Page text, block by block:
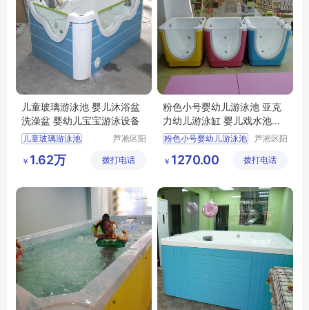
儿童玻璃游泳池 婴儿沐浴盆
洗澡盆 婴幼儿宝宝游泳设备
儿童玻璃游泳池
婴幼儿宝宝游泳设备
芦淞区阳
童游泳馆
￥ 1.62万 拨打电话
粉色小号婴幼儿游泳池 亚克
力幼儿游泳缸 婴儿戏水池商
用
粉色小号婴幼儿游泳池
婴儿戏水池商用
芦淞区阳
童游泳馆
￥ 1270.00 拨打电话